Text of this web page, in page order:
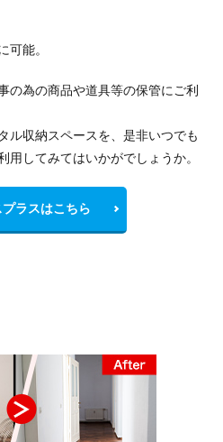
可能。
の為の商品や道具等の保管にご利
ル収納スペースを、是非いつでも
してみてはいかがでしょうか。
ラスはこちら